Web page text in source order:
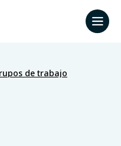
de trabajo